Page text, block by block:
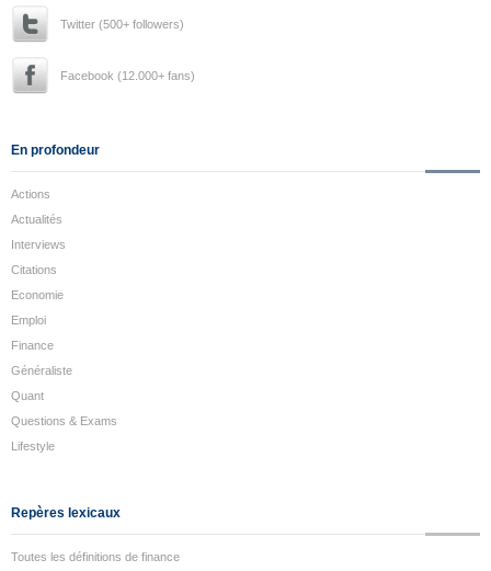
Twitter (500+ followers)
Facebook (12.000+ fans)
En profondeur
Actions
Actualités
Interviews
Citations
Economie
Emploi
Finance
Généraliste
Quant
Questions & Exams
Lifestyle
Repères lexicaux
Toutes les définitions de finance